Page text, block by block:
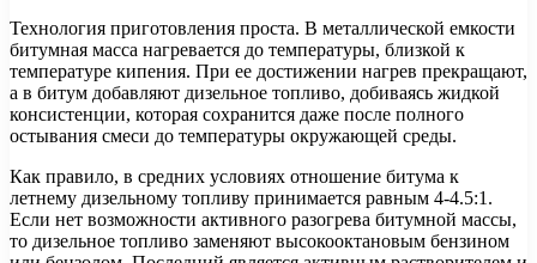
Технология приготовления проста. В металлической емкости
битумная масса нагревается до температуры, близкой к
температуре кипения. При ее достижении нагрев прекращают,
а в битум добавляют дизельное топливо, добиваясь жидкой
консистенции, которая сохранится даже после полного
остывания смеси до температуры окружающей среды.
Как правило, в средних условиях отношение битума к
летнему дизельному топливу принимается равным 4-4.5:1.
Если нет возможности активного разогрева битумной массы,
то дизельное топливо заменяют высокооктановым бензином